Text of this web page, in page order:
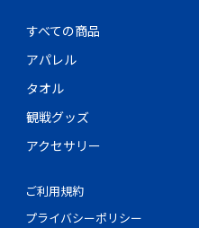
すべての商品
アパレル
タオル
観戦グッズ
アクセサリー
ご利用規約
プライバシーポリシー